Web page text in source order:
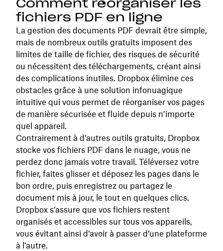
Comment réorganiser les
fichiers PDF en ligne
La gestion des documents PDF devrait être simple,
mais de nombreux outils gratuits imposent des
limites de taille de fichier, des risques de sécurité
ou nécessitent des téléchargements, créant ainsi
des complications inutiles. Dropbox élimine ces
obstacles grâce à une solution infonuagique
intuitive qui vous permet de réorganiser vos pages
de manière sécurisée et fluide depuis n’importe
quel appareil.
Contrairement à d’autres outils gratuits, Dropbox
stocke vos fichiers PDF dans le nuage, vous ne
perdez donc jamais votre travail. Téléversez votre
fichier, faites glisser et déposez les pages dans le
bon ordre, puis enregistrez ou partagez le
document mis à jour, le tout en quelques clics.
Dropbox s’assure que vos fichiers restent
organisés et accessibles sur tous vos appareils,
vous évitant ainsi d’avoir à passer d’une plateforme
à l’autre.